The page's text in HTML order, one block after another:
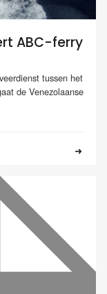
ABC-ferry
tussen het
de Venezolaanse